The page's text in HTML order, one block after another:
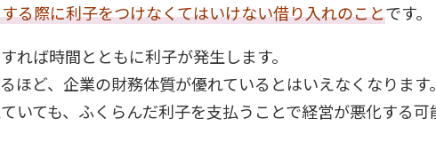
る際に利子をつけなくてはいけない借り入れのことです。
れば時間とともに利子が発生します。
ほど、企業の財務体質が優れているとはいえなくなります。
いても、ふくらんだ利子を支払うことで経営が悪化する可